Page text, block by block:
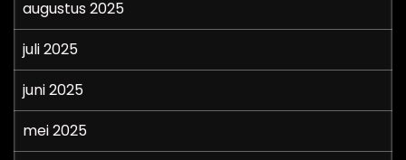
augustus 2025
juli 2025
juni 2025
mei 2025